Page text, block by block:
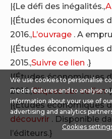
|{Le défi des inégalités.,
|{Études économiques
2016.,L’ouvrage . A
|{Études économiques
2015.,Suivre ce lien .}
|{Études économiques
2016.,Cliquez sur ce lien.}
|{Études économiques
découvrir . Disponible
l’éditeurs.}
We use cookies to personalise
media features and to analyse
information about your use of
advertising and analytics
Cookies